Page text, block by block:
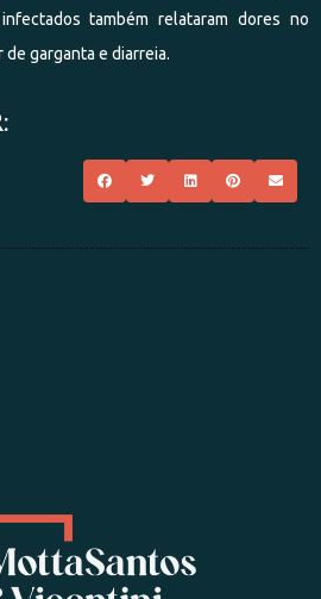
também relataram dores no
garganta e diarreia.